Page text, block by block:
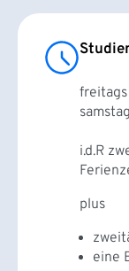
i.d.R
plus
eine